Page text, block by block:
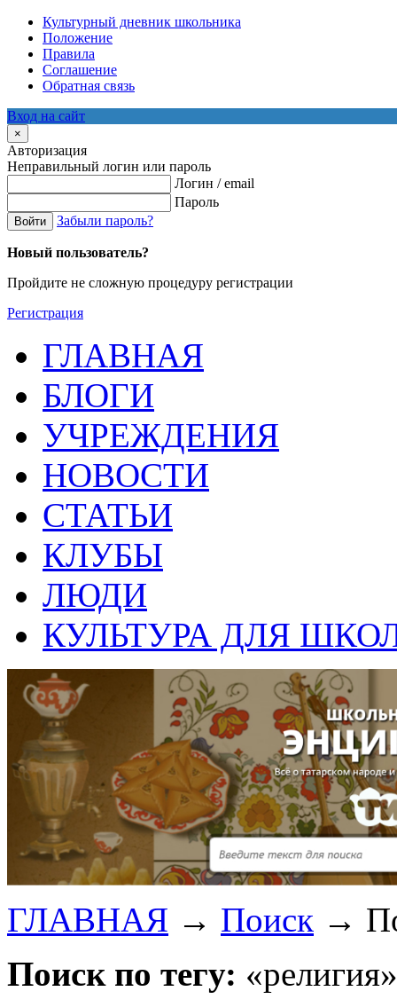
Культурный дневник школьника
Положение
Правила
Соглашение
Обратная связь
Вход на сайт
×
Авторизация
Неправильный логин или пароль
Логин / email
Пароль
Войти Забыли пароль?
Новый пользователь?
Пройдите не сложную процедуру регистрации
Регистрация
ГЛАВНАЯ
БЛОГИ
УЧРЕЖДЕНИЯ
НОВОСТИ
СТАТЬИ
КЛУБЫ
ЛЮДИ
КУЛЬТУРА ДЛЯ
ГЛАВНАЯ → Поиск →
Поиск по тегу: